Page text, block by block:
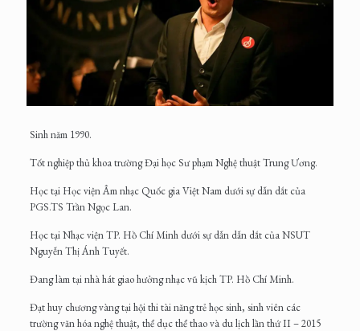
Sinh năm 1990.
Tốt nghiệp thủ khoa trường Đại học Sư phạm Nghệ thuật Trung Ương.
Học tại Học viện Âm nhạc Quốc gia Việt Nam dưới sự dẫn dắt của
PGS.TS Trần Ngọc Lan.
Học tại Nhạc viện TP. Hồ Chí Minh dưới sự dẫn dẫn dắt của NSUT
Nguyễn Thị Ánh Tuyết.
Đang làm tại nhà hát giao hưởng nhạc vũ kịch TP. Hồ Chí Minh.
Đạt huy chương vàng tại hội thi tài năng trẻ học sinh, sinh viên các
trường văn hóa nghệ thuật, thể dục thể thao và du lịch lần thứ II – 2015